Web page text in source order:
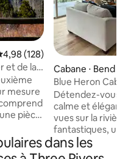
moyenne sur la
4,98 (128)
et de la
mesure
pièce
et
de
Cabane ⋅ Bend
Blue Heron
Détendez-vous
calme et
vues sur la
fantastiques, un
et beaucoup de
pour votre
dans les